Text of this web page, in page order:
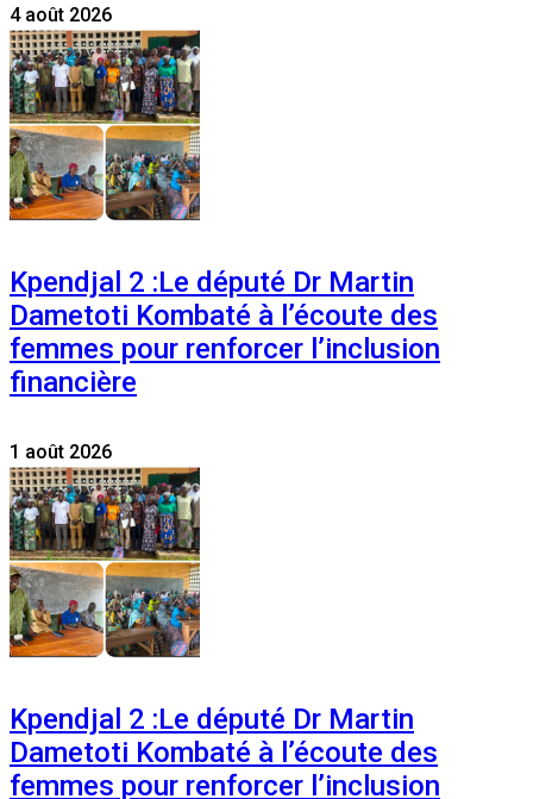
4 août 2026
Kpendjal 2 :Le député Dr Martin
Dametoti Kombaté à l’écoute des
femmes pour renforcer l’inclusion
financière
1 août 2026
Kpendjal 2 :Le député Dr Martin
Dametoti Kombaté à l’écoute des
femmes pour renforcer l’inclusion